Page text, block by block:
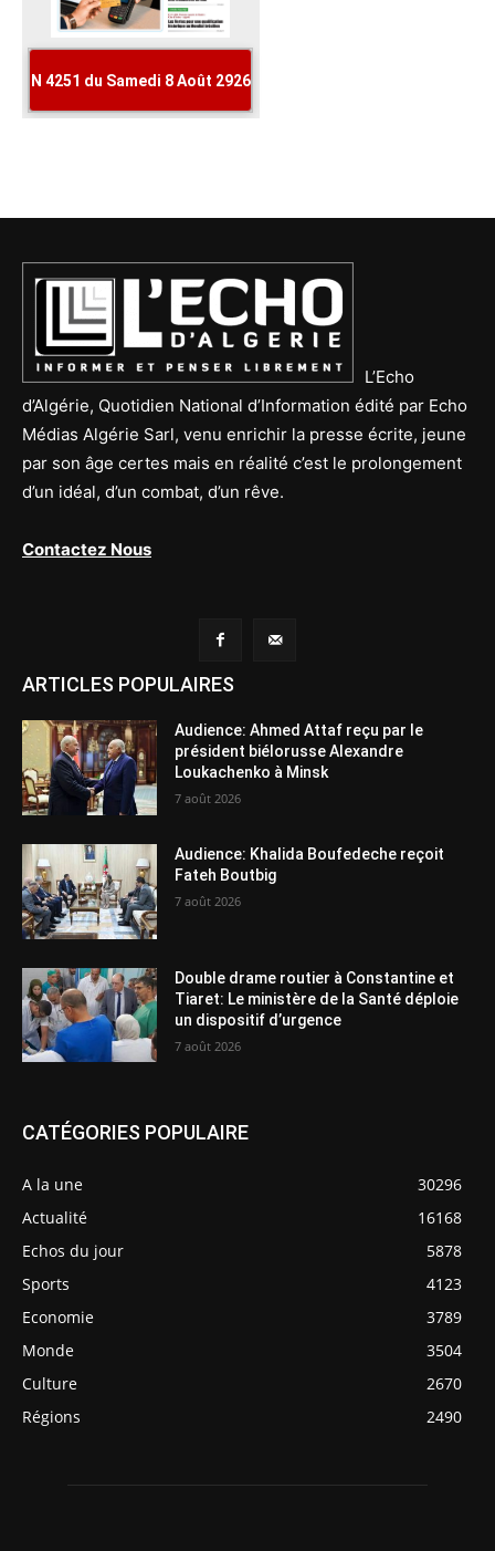
L’Echo
d’Algérie, Quotidien National d’Information édité par Echo
Médias Algérie Sarl, venu enrichir la presse écrite, jeune
par son âge certes mais en réalité c’est le prolongement
d’un idéal, d’un combat, d’un rêve.
Contactez Nous
ARTICLES POPULAIRES
Audience: Ahmed Attaf reçu par le
président biélorusse Alexandre
Loukachenko à Minsk
7 août 2026
Audience: Khalida Boufedeche reçoit
Fateh Boutbig
7 août 2026
Double drame routier à Constantine et
Tiaret: Le ministère de la Santé déploie
un dispositif d’urgence
7 août 2026
CATÉGORIES POPULAIRE
A la une
30296
Actualité
16168
Echos du jour
5878
Sports
4123
Economie
3789
Monde
3504
Culture
2670
Régions
2490